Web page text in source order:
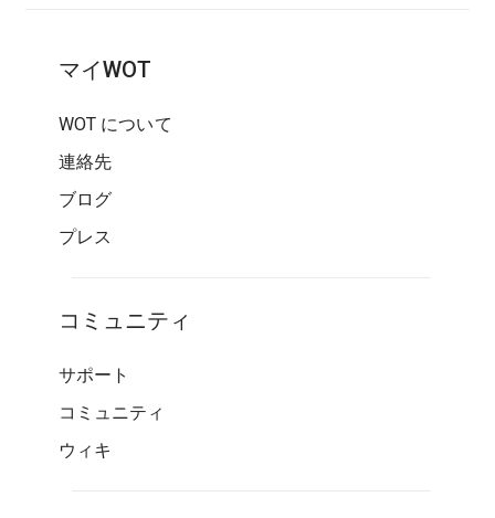
マイWOT
WOT について
連絡先
ブログ
プレス
コミュニティ
サポート
コミュニティ
ウィキ